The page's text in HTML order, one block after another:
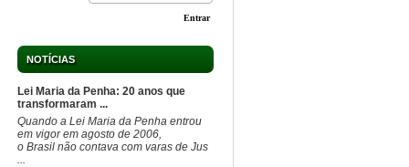
Entrar
NOTÍCIAS
Lei Maria da Penha: 20 anos que
transformaram ...
Quando a Lei Maria da Penha entrou
em vigor em agosto de 2006,
o Brasil não contava com varas de Jus
...